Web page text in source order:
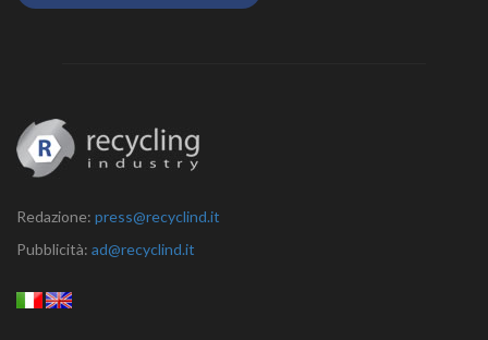
Redazione: press@recyclind.it
Pubblicità: ad@recyclind.it